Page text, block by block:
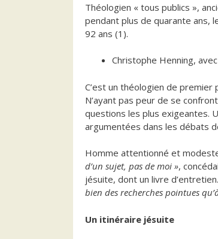
Théologien « tous publics »,
pendant plus de quarante ans,
92 ans (1).
Christophe Henning,
C’est un théologien de premier
N’ayant pas peur de se
questions les plus exigeantes.
argumentées dans les débats
Homme attentionné et
d’un sujet, pas de moi »,
jésuite, dont un livre d’entretien.
bien des recherches pointues
Un itinéraire jésuite